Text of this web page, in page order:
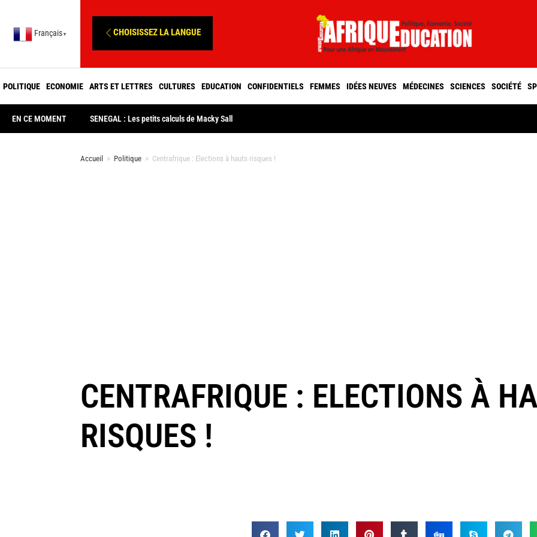
Français ▼ CHOISISSEZ LA LANGUE
POLITIQUE ECONOMIE ARTS ET LETTRES CULTURES EDUCATION CONFIDENTIELS FEMMES IDÉES NEUVES MÉDECINES SCIENCES SOCIÉTÉ
EN CE MOMENT SENEGAL : Les petits calculs de Macky Sall
Accueil > Politique > Centrafrique : Elections à hauts risques !
CENTRAFRIQUE : ELECTIONS À
RISQUES !